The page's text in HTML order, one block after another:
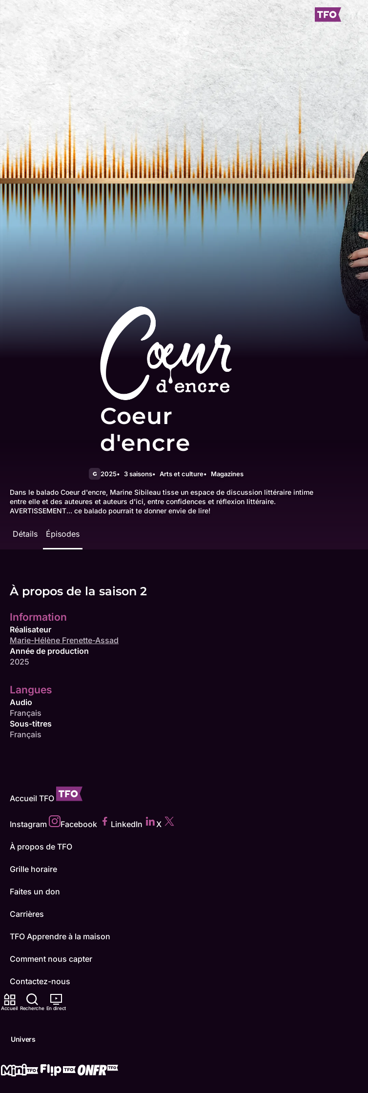
Accueil Recherche En direct
Univers
Coeur
d'encre
G 2025 3 saisons Arts et culture Magazines
Dans le balado Coeur d'encre, Marine Sibileau tisse un espace de discussion littéraire intime
entre elle et des auteures et auteurs d'ici, entre confidences et réflexion littéraire.
AVERTISSEMENT... ce balado pourrait te donner envie de lire!
Détails Épisodes
À propos de la saison 2
Information
Réalisateur
Marie-Hélène Frenette-Assad
Année de production
2025
Langues
Audio
Français
Sous-titres
Français
Accueil TFO
Instagram Facebook LinkedIn X
À propos de TFO
Grille horaire
Faites un don
Carrières
TFO Apprendre à la maison
Comment nous capter
Contactez-nous
ONFR
Conditions d'utilisation